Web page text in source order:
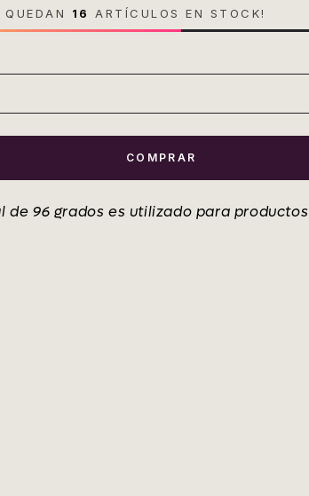
16 ARTÍCULOS EN STOCK!
COMPRAR
de 96 grados es utilizado para